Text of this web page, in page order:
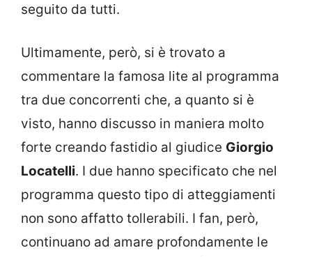
seguito da tutti.
Ultimamente, però, si è trovato a
commentare la famosa lite al programma
tra due concorrenti che, a quanto si è
visto, hanno discusso in maniera molto
forte creando fastidio al giudice Giorgio
Locatelli. I due hanno specificato che nel
programma questo tipo di atteggiamenti
non sono affatto tollerabili. I fan, però,
continuano ad amare profondamente le